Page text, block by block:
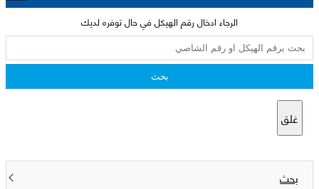
الرجاء ادخال رقم الهيكل في حال توفره لديك
بحث
غلق
بحث